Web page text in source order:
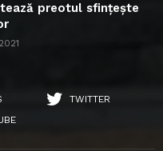
preotul sfințește
TWITTER